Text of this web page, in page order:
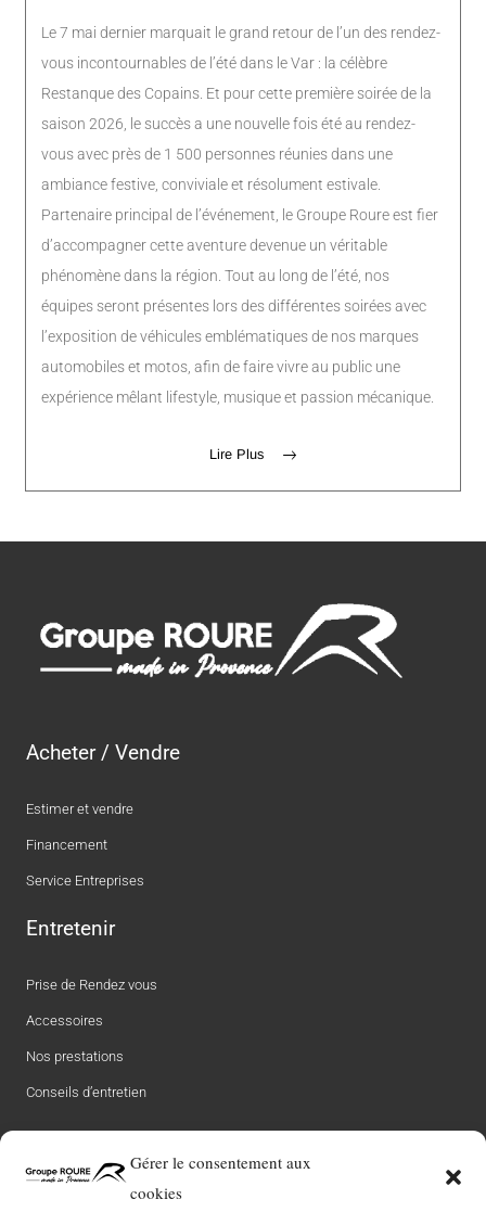
Gérer le consentement aux
cookies
Le 7 mai dernier marquait le grand retour de l’un des rendez-
vous incontournables de l’été dans le Var : la célèbre
Restanque des Copains. Et pour cette première soirée de la
saison 2026, le succès a une nouvelle fois été au rendez-
vous avec près de 1 500 personnes réunies dans une
ambiance festive, conviviale et résolument estivale.
Partenaire principal de l’événement, le Groupe Roure est fier
d’accompagner cette aventure devenue un véritable
phénomène dans la région. Tout au long de l’été, nos
équipes seront présentes lors des différentes soirées avec
l’exposition de véhicules emblématiques de nos marques
automobiles et motos, afin de faire vivre au public une
expérience mêlant lifestyle, musique et passion mécanique.
Lire Plus
Acheter / Vendre
Estimer et vendre
Financement
Service Entreprises
Entretenir
Prise de Rendez vous
Accessoires
Nos prestations
Conseils d’entretien